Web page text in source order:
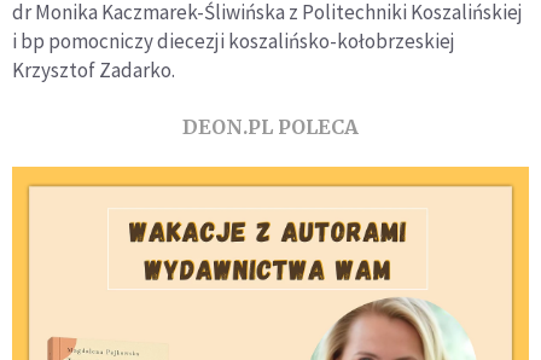
dr Monika Kaczmarek-Śliwińska z Politechniki Koszalińskiej
i bp pomocniczy diecezji koszalińsko-kołobrzeskiej
Krzysztof Zadarko.
DEON.PL POLECA